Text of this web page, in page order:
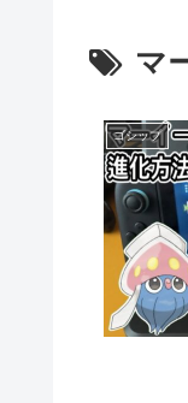
マ
ゴシップ